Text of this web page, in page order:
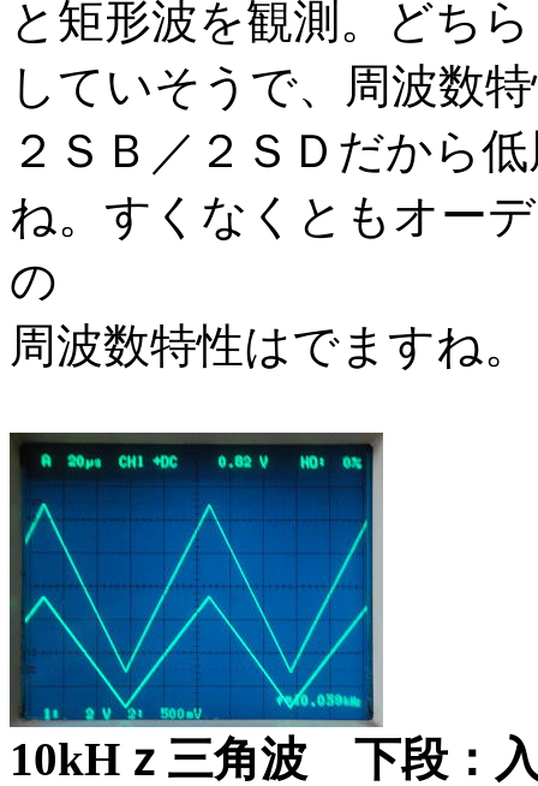
と矩形波を観測。どち
していそうで、周波数
２ＳＢ／２ＳＤだから
ね。すくなくともオー
の
周波数特性はでますね。
10kHｚ三角波 下段：